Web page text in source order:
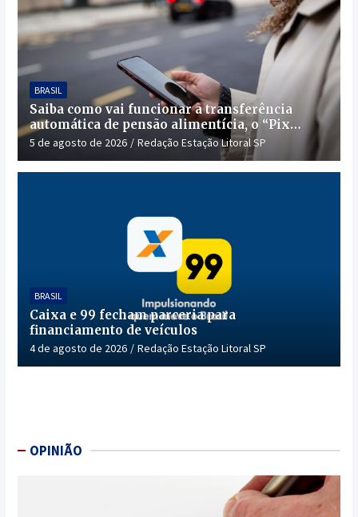
BRASIL
Saiba como vai funcionar a transferência
automática de pensão alimentícia, o “Pix
Pensão”
5 de agosto de 2026 Redação Estação Litoral SP
BRASIL
Caixa e 99 fecham parceria para
financiamento de veículos
4 de agosto de 2026 Redação Estação Litoral SP
OPINIÃO